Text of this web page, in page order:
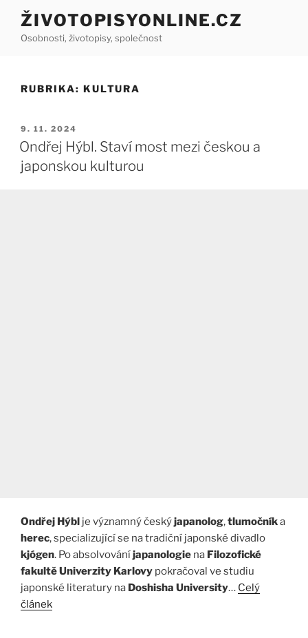
Přejít
obsahu
ŽIVOTOPISYONLINE.CZ
Osobnosti, životopisy, společnost
RUBRIKA: KULTURA
PUBLIKOVÁNO
9. 11. 2024
Ondřej Hýbl. Staví most mezi českou a
japonskou kulturou
Ondřej Hýbl je významný českýjapanolog,tlumočníka
herec, specializující se na tradiční japonské divadlo
kjógen. Po absolvováníjapanologie na Filozofické
fakultě Univerzity Karlovy pokračoval ve studiu
japonské literatury na Doshisha University… Celý
článek